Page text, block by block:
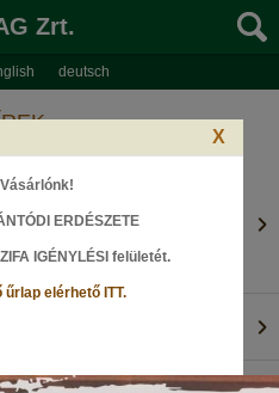
Zrt.
deutsch
KÉT ÚJ ÚTVONALA
ZÁRÁSA
X
ERDÉSZETE
IGÉNYLÉSI felületét.
elérhető ITT.